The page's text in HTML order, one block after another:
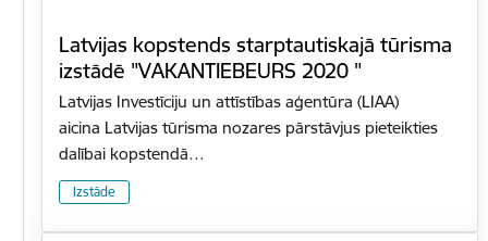
Latvijas kopstends starptautiskajā tūrisma
izstādē "VAKANTIEBEURS 2020 "
Latvijas Investīciju un attīstības aģentūra (LIAA)
aicina Latvijas tūrisma nozares pārstāvjus pieteikties
dalībai kopstendā…
Izstāde